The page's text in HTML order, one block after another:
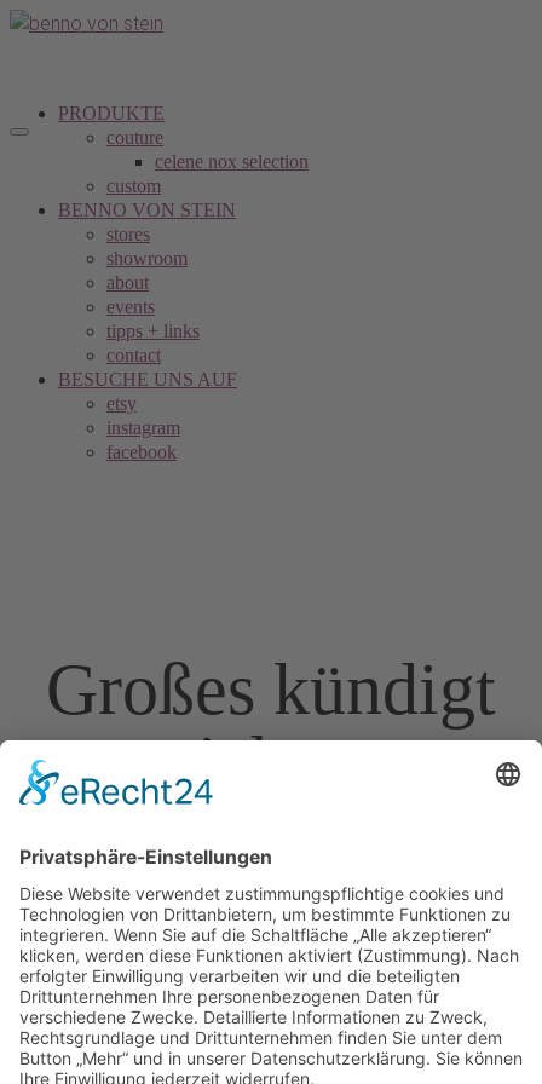
PRODUKTE
couture
celene nox selection
custom
BENNO VON STEIN
stores
showroom
about
events
tipps + links
contact
BESUCHE UNS AUF
etsy
instagram
facebook
Großes kündigt
sich an
Hier bahnt sich etwas Großes an! Unser Shop ist in
Arbeit und wird bald veröffentlicht!